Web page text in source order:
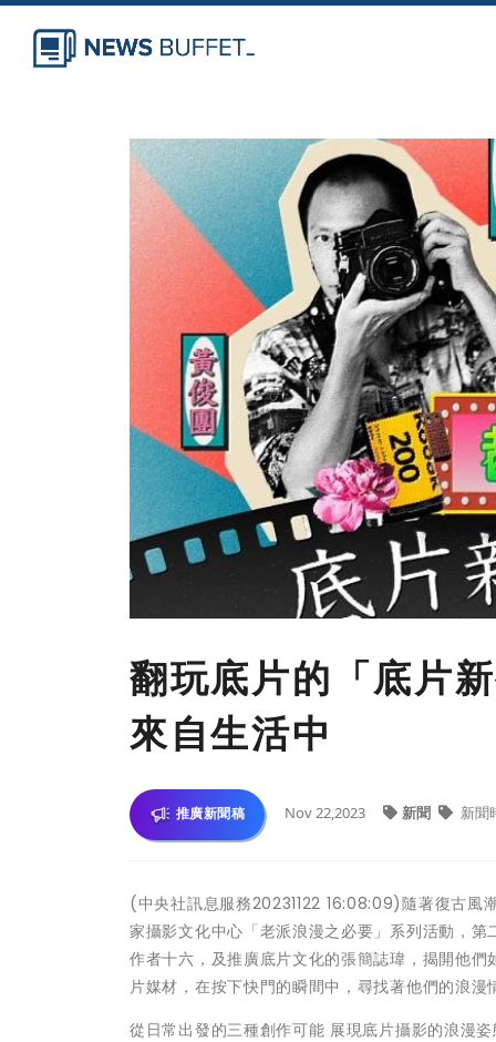
翻玩底片的「底片
來自生活中
推廣新聞稿 Nov 22,2023 新聞 新聞
(中央社訊息服務20231122 16:08:09)隨著復古風
家攝影文化中心「老派浪漫之必要」系列活動，
作者十六，及推廣底片文化的張簡誌瑋，揭開他
片媒材，在按下快門的瞬間中，尋找著他們的浪
從日常出發的三種創作可能 展現底片攝影的浪漫